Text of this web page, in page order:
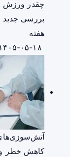
چقدر ورزش
هفته
کاهش خطر و